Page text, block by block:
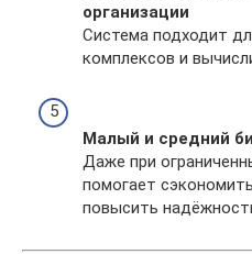
организации
Система подходит
комплексов и
Малый и средний
Даже при
помогает
повысить